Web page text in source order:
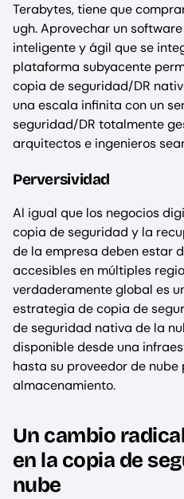
Terabytes, tiene que
ugh. Aprovechar un
inteligente y ágil que se
plataforma subyacente
copia de seguridad/DR
una escala infinita con un
seguridad/DR totalmente
arquitectos e ingenieros
Perversividad
Al igual que los negocios
copia de seguridad y la
de la empresa deben estar
accesibles en múltiples
verdaderamente global es
estrategia de copia de
de seguridad nativa de la
disponible desde una
hasta su proveedor de
almacenamiento.
Un cambio
en la copia de
nube